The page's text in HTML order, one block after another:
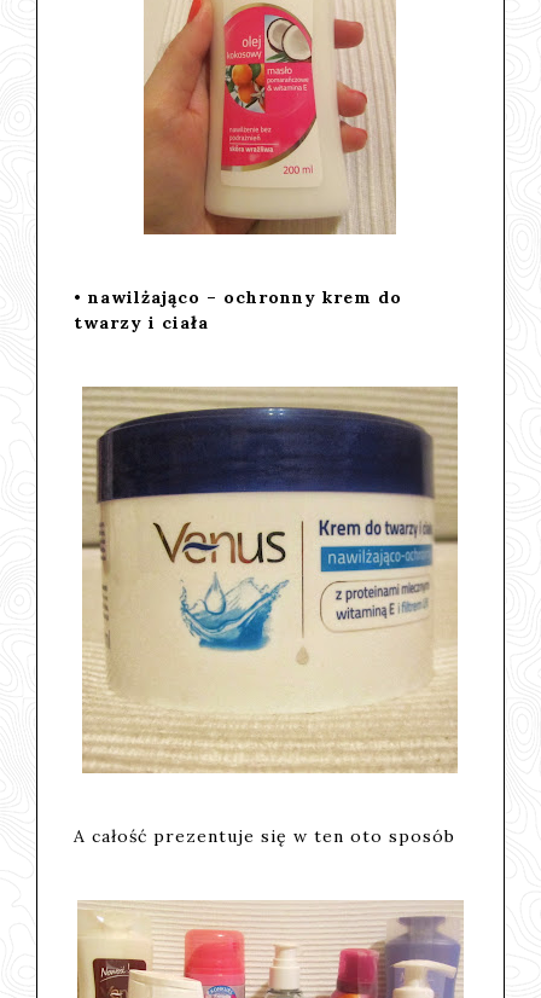
• nawilżająco – ochronny krem do
twarzy i ciała
A całość prezentuje się w ten oto sposób